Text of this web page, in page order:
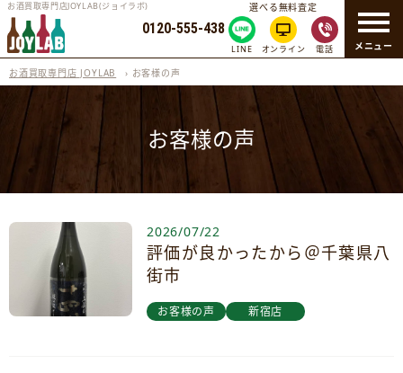
メニュー
お酒買取専門店JOYLAB(ジョイラボ)
0120-555-438
選べる無料査定
LINE オンライン 電話
お酒買取専門店 JOYLAB › お客様の声
お客様の声
2026/07/22
評価が良かったから＠千葉県八
街市
お客様の声 新宿店